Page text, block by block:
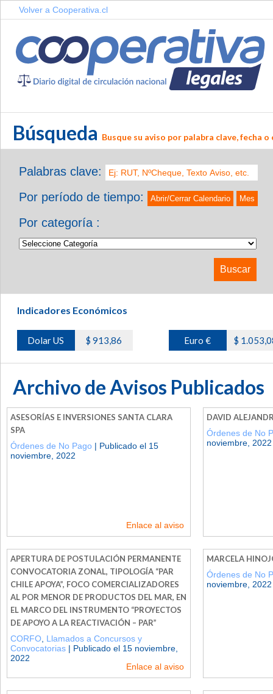
Volver a Cooperativa.cl
Búsqueda Busque su aviso por palabra clave, fecha
Palabras clave:
Por período de tiempo:
Abrir/Cerrar Calendario Mes
Por categoría :
Indicadores Económicos
Dolar US $ 913,86 Euro € $
Archivo de Avisos Publicados
ASESORÍAS E INVERSIONES SANTA CLARA
SPA
Órdenes de No Pago | Publicado el 15
noviembre, 2022
Enlace al aviso
DAVID
Órdenes de No
noviembre, 2022
APERTURA DE POSTULACIÓN PERMANENTE
CONVOCATORIA ZONAL, TIPOLOGÍA “PAR
CHILE APOYA”, FOCO COMERCIALIZADORES
AL POR MENOR DE PRODUCTOS DEL MAR, EN
EL MARCO DEL INSTRUMENTO “PROYECTOS
DE APOYO A LA REACTIVACIÓN – PAR”
CORFO Llamados a Concursos y
Convocatorias | Publicado el 15 noviembre,
2022
Enlace al aviso
MARCELA
Órdenes de No
noviembre, 2022